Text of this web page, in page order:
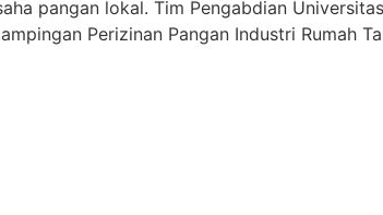
pangan lokal. Tim Pengabdian
Perizinan Pangan Industri Rumah